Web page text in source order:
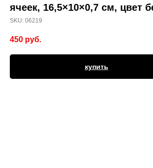
ячеек, 16,5×10×0,7 см, цвет
SKU: 06219
450 руб.
купить